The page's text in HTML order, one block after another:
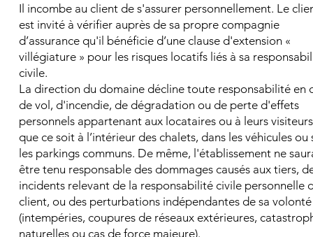
Il incombe au client de s'assurer personnellement. Le
est invité à vérifier auprès de sa propre compagnie
d’assurance qu'il bénéficie d’une clause d'extension «
villégiature » pour les risques locatifs liés à sa
civile.
La direction du domaine décline toute responsabilité en
de vol, d'incendie, de dégradation ou de perte d'effets
personnels appartenant aux locataires ou à leurs
que ce soit à l’intérieur des chalets, dans les véhicules ou
les parkings communs. De même, l'établissement ne
être tenu responsable des dommages causés aux tiers,
incidents relevant de la responsabilité civile personnelle
client, ou des perturbations indépendantes de sa volonté
(intempéries, coupures de réseaux extérieures,
naturelles ou cas de force majeure).